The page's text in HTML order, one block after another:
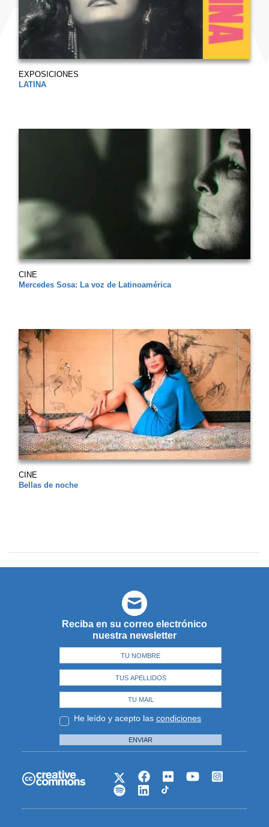
EXPOSICIONES
LATINA
CINE
Mercedes Sosa: La voz de Latinoamérica
CINE
Bellas de noche
Reciba en su correo electrónico
nuestra newsletter
He leído y acepto las condiciones
ENVIAR